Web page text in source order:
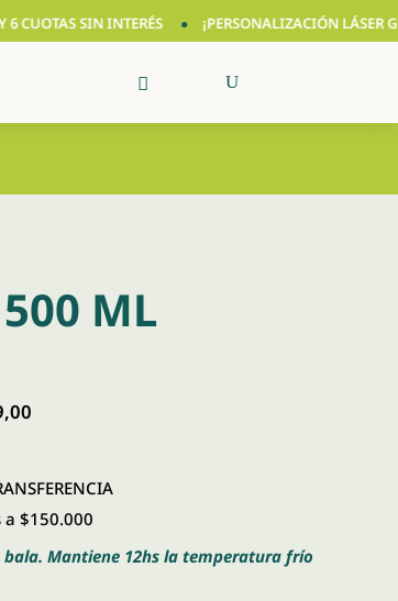
SIN INTERÉS ¡PERSONALIZACIÓN LÁSER
ML
$150.000
Mantiene 12hs la temperatura frío